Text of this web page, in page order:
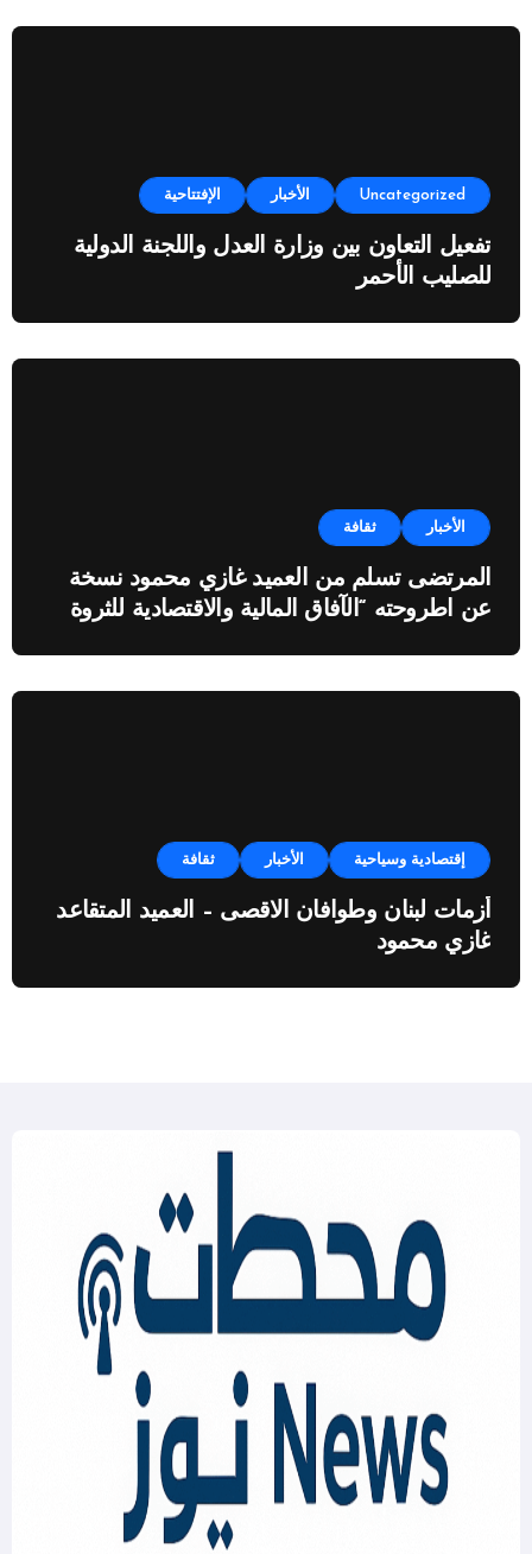
Uncategorized الأخبار الإفتتاحية
تفعيل التعاون بين وزارة العدل واللجنة الدولية
للصليب الأحمر
الأخبار ثقافة
المرتضى تسلم من العميد غازي محمود نسخة
عن اطروحته “الآفاق المالية والاقتصادية للثروة
إقتصادية وسياحية الأخبار ثقافة
أزمات لبنان وطوافان الاقصى – العميد المتقاعد
غازي محمود